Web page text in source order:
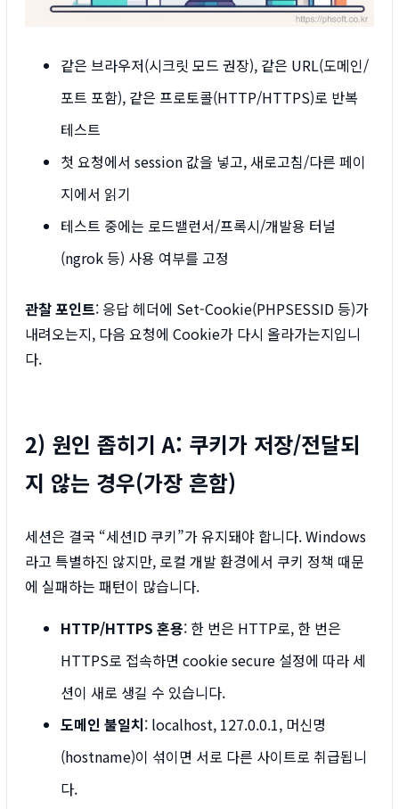
같은 브라우저(시크릿 모드 권장), 같은 URL(도메인/
포트 포함), 같은 프로토콜(HTTP/HTTPS)로 반복
테스트
첫 요청에서 session 값을 넣고, 새로고침/다른 페이
지에서 읽기
테스트 중에는 로드밸런서/프록시/개발용 터널
(ngrok 등) 사용 여부를 고정
관찰 포인트: 응답 헤더에 Set-Cookie(PHPSESSID 등)가
내려오는지, 다음 요청에 Cookie가 다시 올라가는지입니
다.
2) 원인 좁히기 A: 쿠키가 저장/전달되
지 않는 경우(가장 흔함)
세션은 결국 “세션ID 쿠키”가 유지돼야 합니다. Windows
라고 특별하진 않지만, 로컬 개발 환경에서 쿠키 정책 때문
에 실패하는 패턴이 많습니다.
HTTP/HTTPS 혼용: 한 번은 HTTP로, 한 번은
HTTPS로 접속하면 cookie secure 설정에 따라 세
션이 새로 생길 수 있습니다.
도메인 불일치: localhost, 127.0.0.1, 머신명
(hostname)이 섞이면 서로 다른 사이트로 취급됩니
다.